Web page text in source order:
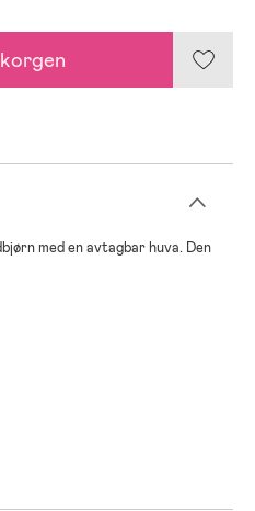
med en avtagbar huva. Den